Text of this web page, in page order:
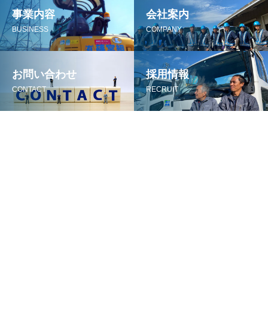
事業内容
BUSINESS
会社案内
COMPANY
お問い合わせ
CONTACT
採用情報
RECRUIT